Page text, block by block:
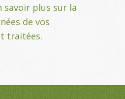
savoir plus sur la
de vos
traitées.